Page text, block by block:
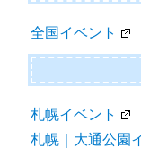
ゲ
ー
シ
ョ
ン
全国イベント
札幌イベント
札幌｜大通公園